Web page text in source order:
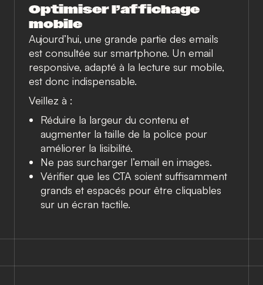
Optimiser l’affichage
mobile
Aujourd’hui, une grande partie des emails
est consultée sur smartphone. Un email
responsive, adapté à la lecture sur mobile,
est donc indispensable.
Veillez à :
Réduire la largeur du contenu et
augmenter la taille de la police pour
améliorer la lisibilité.
Ne pas surcharger l’email en images.
Vérifier que les CTA soient suffisamment
grands et espacés pour être cliquables
sur un écran tactile.